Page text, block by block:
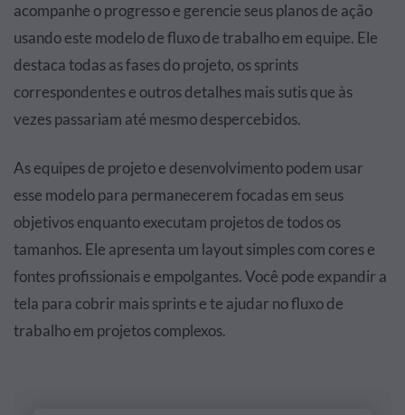
acompanhe o progresso e gerencie seus planos de ação
usando este modelo de fluxo de trabalho em equipe. Ele
destaca todas as fases do projeto, os sprints
correspondentes e outros detalhes mais sutis que às
vezes passariam até mesmo despercebidos.
As equipes de projeto e desenvolvimento podem usar
esse modelo para permanecerem focadas em seus
objetivos enquanto executam projetos de todos os
tamanhos. Ele apresenta um layout simples com cores e
fontes profissionais e empolgantes. Você pode expandir a
tela para cobrir mais sprints e te ajudar no fluxo de
trabalho em projetos complexos.